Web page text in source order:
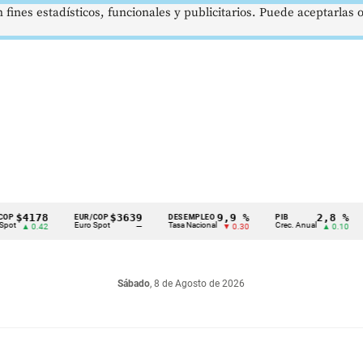
EUR/COP
Euro Spot
$3639
—
DESEMPLEO
Tasa Nacional
9,9 %
▼ 0.30
PIB
Crec. Anual
2,8 %
▲ 0.10
TRM
Tasa
Sábado, 8 de Agosto de 2026
estadísticos, funcionales y publicitarios. Puede aceptarlas